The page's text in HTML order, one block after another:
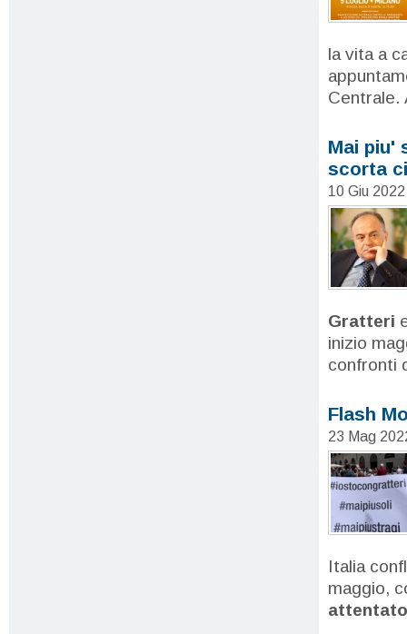
la vita a
Centrale.
Mai piu'
scorta
10 Giu
Gratteri
inizio
confronti
Flash
23 Mag
Italia
maggio,